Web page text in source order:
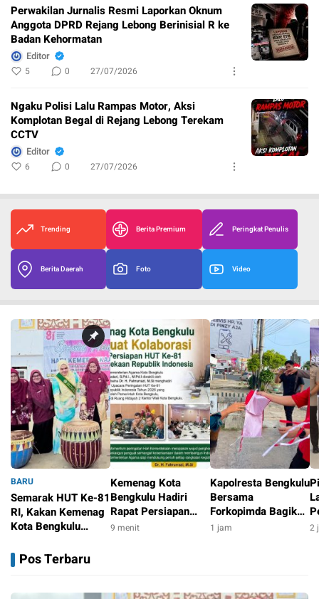
Perwakilan Jurnalis Resmi Laporkan Oknum
Anggota DPRD Rejang Lebong Berinisial R ke
Badan Kehormatan
Editor
5 0 27/07/2026
Ngaku Polisi Lalu Rampas Motor, Aksi
Komplotan Begal di Rejang Lebong Terekam
CCTV
Editor
6 0 27/07/2026
Trending Berita Premium Peringkat Penulis
Berita Daerah Foto Video
BARU
Semarak HUT Ke-81
RI, Kakan Kemenag
Kota Bengkulu
Mewarnai dan Tari
Kreasi Daerah
Kemenag Kota
Bengkulu Hadiri
Rapat Persiapan
HUT Ke-81 RI,
9 menit
Kapolresta Bengkulu
Bersama
Forkopimda Bagikan
5.000 Bendera
1 jam 2
Pos Terbaru